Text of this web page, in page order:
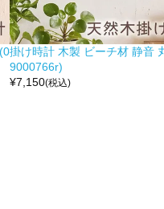
掛け時計 木製 ビーチ材 静音
9000766r)
¥7,150(税込)